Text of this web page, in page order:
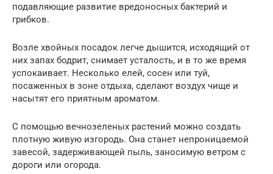
подавляющие развитие вредоносных бактерий и
грибков.
Возле хвойных посадок легче дышится, исходящий от
них запах бодрит, снимает усталость, и в то же время
успокаивает. Несколько елей, сосен или туй,
посаженных в зоне отдыха, сделают воздух чище и
насытят его приятным ароматом.
С помощью вечнозеленых растений можно создать
плотную живую изгородь. Она станет непроницаемой
завесой, задерживающей пыль, заносимую ветром с
дороги или огорода.